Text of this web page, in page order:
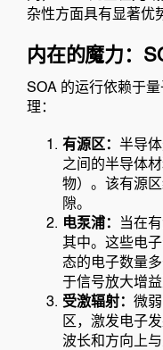
杂性方面具有显著优
内在的魔力：
SOA 的运行依赖于
理：
有源区： 半导
之间的半导体
物）。该有源
隙。
电泵浦：
当在
其中。这些电
态的电子数量
于信号放大增益
受激辐射： 微
区，激发电子
波长和方向上与